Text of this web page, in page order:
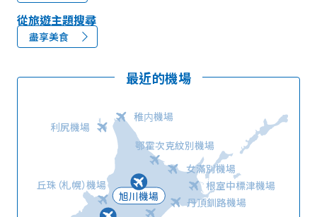
從旅遊主題搜尋
盡享美食
最近的機場
丘珠（札幌）機場
旭川機場
稚内機場
利尻機場
鄂霍次克紋別機場
女滿別機場
根室中標津機場
丹頂釧路機場